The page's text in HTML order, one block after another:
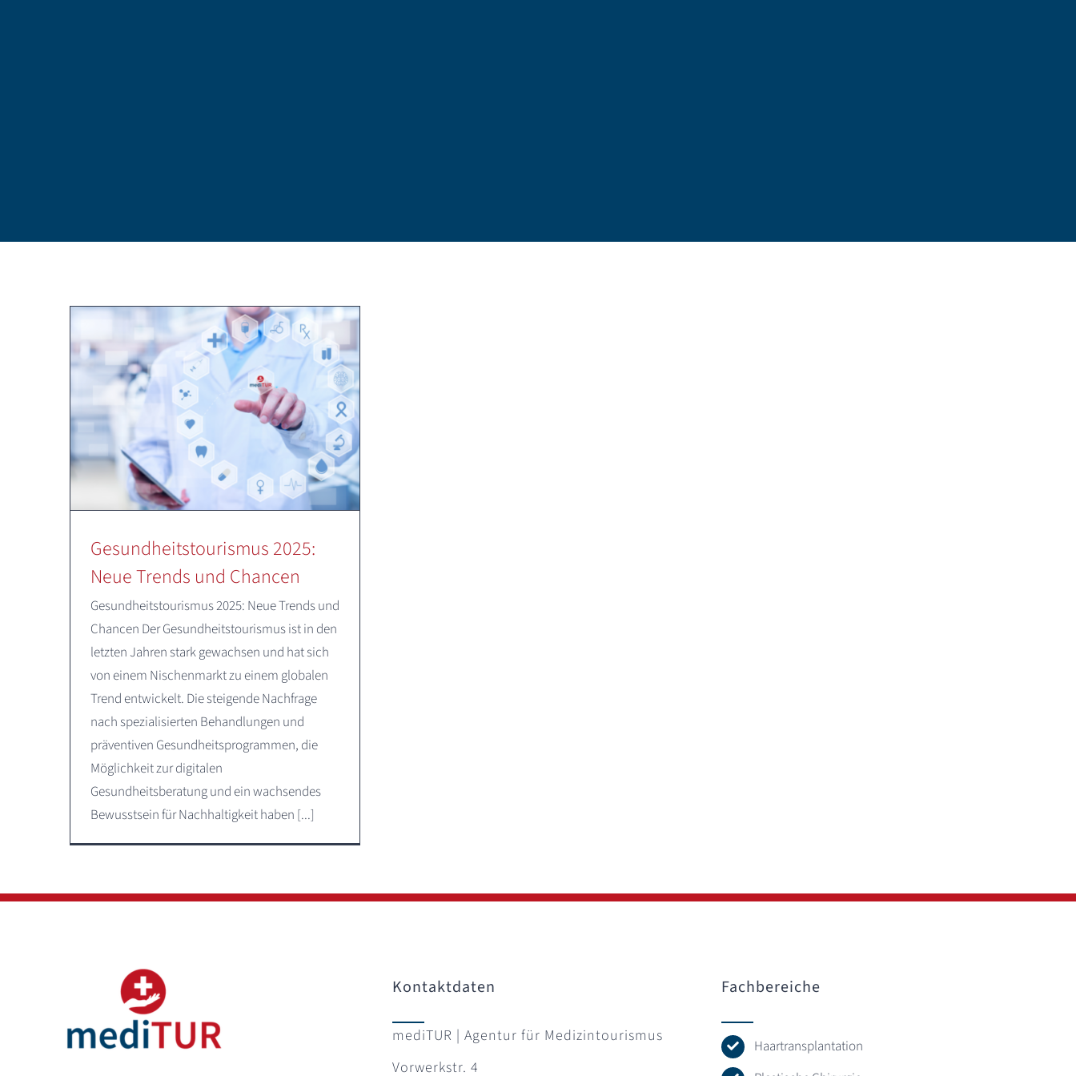
Gesundheitstourismus 2025:
Neue Trends und Chancen
Gesundheitstourismus 2025: Neue Trends und
Chancen Der Gesundheitstourismus ist in den
letzten Jahren stark gewachsen und hat sich
von einem Nischenmarkt zu einem globalen
Trend entwickelt. Die steigende Nachfrage
nach spezialisierten Behandlungen und
präventiven Gesundheitsprogrammen, die
Möglichkeit zur digitalen
Gesundheitsberatung und ein wachsendes
Bewusstsein für Nachhaltigkeit haben [...]
Kontaktdaten
mediTUR | Agentur für Medizintourismus
Vorwerkstr. 4
Fachbereiche
Haartransplantation